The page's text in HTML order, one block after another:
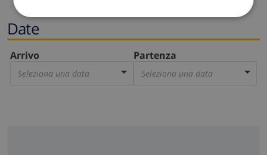
Date
Arrivo
Seleziona una data
Partenza
Seleziona una data